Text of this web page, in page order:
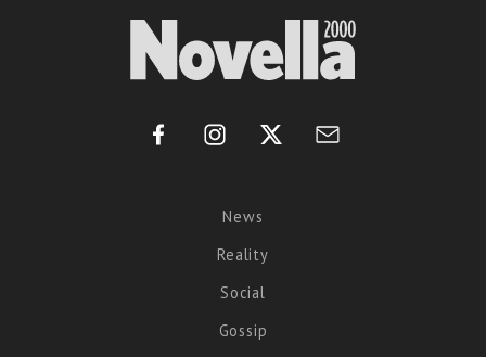
News
Reality
Social
Gossip